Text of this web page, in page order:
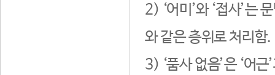
2) ‘어미’와 ‘접사’는
와 같은 층위로 처리함.
3) ‘품사 없음’은 ‘어